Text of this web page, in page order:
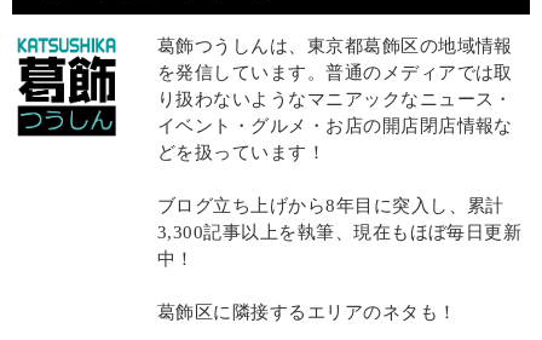
葛飾つうしんは、東京都葛飾区の地域情報
を発信しています。普通のメディアでは取
り扱わないようなマニアックなニュース・
イベント・グルメ・お店の開店閉店情報な
どを扱っています！
ブログ立ち上げから8年目に突入し、累計
3,300記事以上を執筆、現在もほぼ毎日更新
中！
葛飾区に隣接するエリアのネタも！